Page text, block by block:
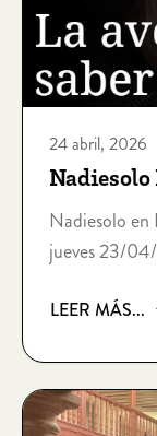
24 abril, 2026
Nadiesolo
Nadiesolo en
jueves 23/
LEER MÁS...